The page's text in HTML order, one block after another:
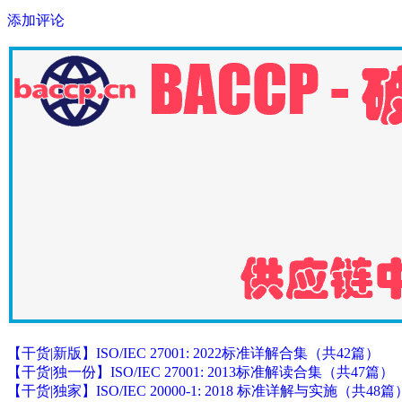
添加评论
【干货|新版】ISO/IEC 27001: 2022标准详解合集（共42篇）
【干货|独一份】ISO/IEC 27001: 2013标准解读合集（共47篇）
【干货|独家】ISO/IEC 20000-1: 2018 标准详解与实施（共48篇